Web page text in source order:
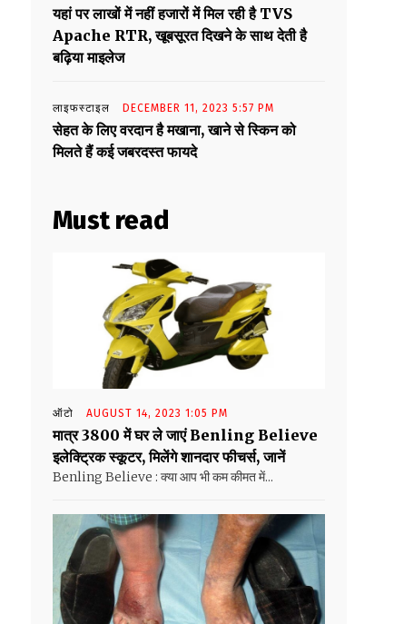
यहां पर लाखों में नहीं हजारों में मिल रही है TVS
Apache RTR, खूबसूरत दिखने के साथ देती है
बढ़िया माइलेज
लाइफस्टाइल DECEMBER 11, 2023 5:57 PM
सेहत के लिए वरदान है मखाना, खाने से स्किन को
मिलते हैं कई जबरदस्त फायदे
Must read
ऑटो AUGUST 14, 2023 1:05 PM
मात्र ₹3800 में घर ले जाएं Benling Believe
इलेक्ट्रिक स्कूटर, मिलेंगे शानदार फीचर्स, जानें
Benling Believe : क्या आप भी कम कीमत में...